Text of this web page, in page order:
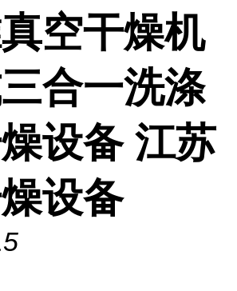
空干燥机
合一洗涤
设备 江苏
设备